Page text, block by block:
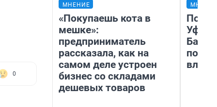
0
МНЕНИЕ
«Покупаешь кота в
мешке»:
предприниматель
рассказала, как на
самом деле устроен
бизнес со складами
дешевых товаров
Уфы: